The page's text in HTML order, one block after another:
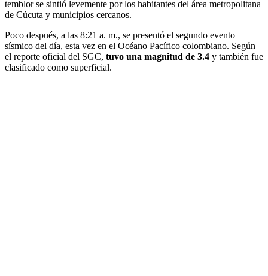
temblor se sintió levemente por los habitantes del área metropolitana
de Cúcuta y municipios cercanos.
Poco después, a las 8:21 a. m., se presentó el segundo evento
sísmico del día, esta vez en el Océano Pacífico colombiano. Según
el reporte oficial del SGC, tuvo una magnitud de 3.4 y también fue
clasificado como superficial.